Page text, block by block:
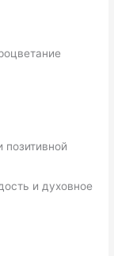
позитивной
и духовное